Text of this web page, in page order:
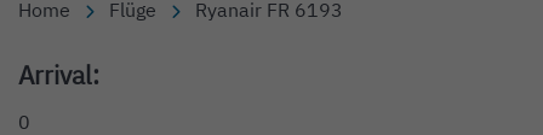
Home Flüge Ryanair FR 6193
Arrival:
0